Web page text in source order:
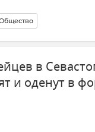
в
и оденут в